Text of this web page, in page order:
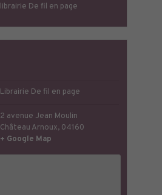
librairie De fil en page
Librairie De fil en page
2 avenue Jean Moulin
Château Arnoux, 04160
+ Google Map